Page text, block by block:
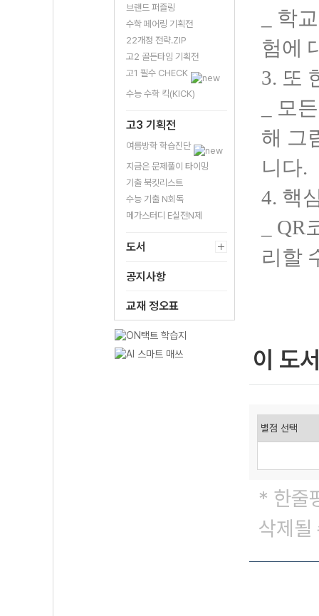
브랜드 퍼즐링
수학 페어링 기획전
22개정 전략.ZIP
고2 골든타임 기획전
고1 필수 CHECK
수능 수학 킥(KICK)
고3 기획전
여름방학 학습진단
지금은 문제풀이 타이밍
기출 북킷리스트
수능 기출 N회독
메가스터디 E실전N제
도서
공지사항
교재 정오표
_ 학
험에
3. 또
_ 모
해 그
니다.
4. 핵
_
리할
이 도
* 한줄
삭제될